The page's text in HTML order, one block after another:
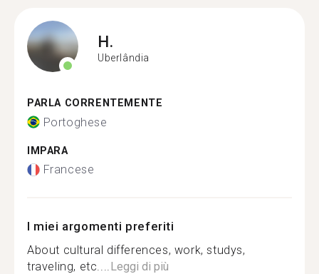
H.
Uberlândia
PARLA CORRENTEMENTE
Portoghese
IMPARA
Francese
I miei argomenti preferiti
About cultural differences, work, studys,
traveling, etc....Leggi di più